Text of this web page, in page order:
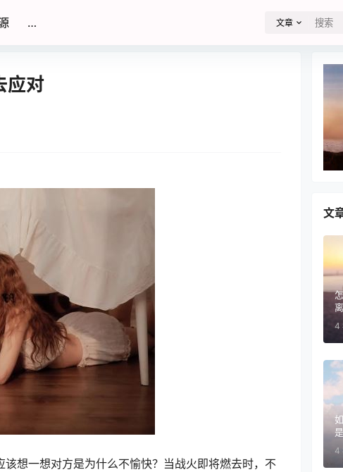
… 文章
应对
想一想对方是为什么不愉快？当战火即将燃去时，不
文
离
4
4